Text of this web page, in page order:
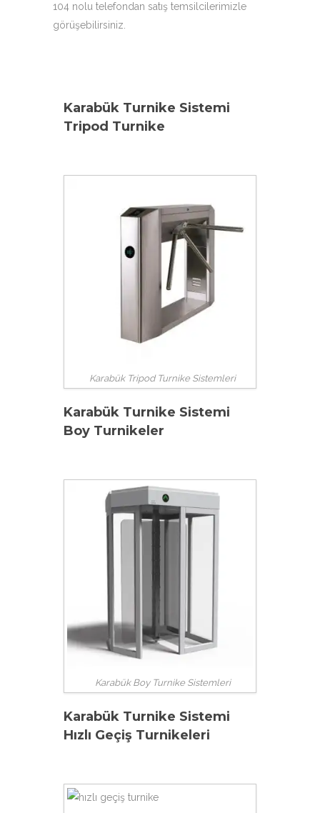
104 nolu telefondan satış temsilcilerimizle
görüşebilirsiniz.
Karabük Turnike Sistemi
Tripod Turnike
Karabük Tripod Turnike Sistemleri
Karabük Turnike Sistemi
Boy Turnikeler
Karabük Boy Turnike Sistemleri
Karabük Turnike Sistemi
Hızlı Geçiş Turnikeleri